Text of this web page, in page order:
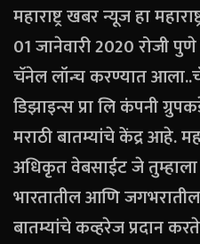
महाराष्ट्र खबर न्यूज हा
01 जानेवारी 2020 रोजी
चॅनेल लॉन्च करण्यात
डिझाइन्स प्रा लि कंपनी
मराठी बातम्यांचे केंद्र आहे.
अधिकृत वेबसाईट जे तुम्हाला
भारतातील आणि
बातम्यांचे कव्हरेज प्रदान